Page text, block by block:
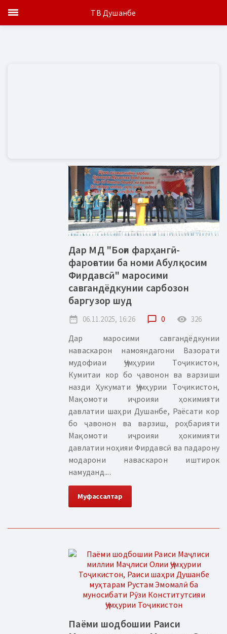
Дар МД "Боғи фарҳангӣ-
фароғатии ба номи Абулқосим
Фирдавсӣ" маросими
савгандёдкунии сарбозон
баргузор шуд
date_range 06.11.2025, 16:26 chat_bubble_outline 0 remove_red_eye 326
Дар маросими савгандёдкунии
наваскарон намояндагони Вазорати
мудофиаи Ҷумҳурии Тоҷикистон,
Кумитаи кор бо ҷавонон ва варзиши
назди Ҳукумати Ҷумҳурии Тоҷикистон,
Мақомоти иҷроияи ҳокимияти
давлатии шаҳри Душанбе, Раёсати кор
бо ҷавонон ва варзиш, роҳбарияти
Мақомоти иҷроияи ҳокимияти
давлатии ноҳияи Фирдавсӣ ва падарону
модарони наваскарон иштирок
намуданд....
Муфассалтар
Паёми шодбошии Раиси
ТВ Душанбе